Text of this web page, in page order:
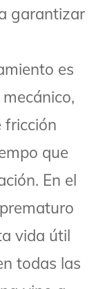
garantizar
es
fricción
que
En el
vida útil
todas las